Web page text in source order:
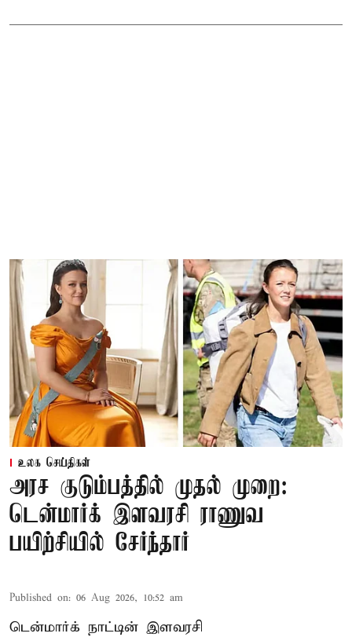
உலக செய்திகள்
அரச குடும்பத்தில் முதல் முறை:
டென்மார்க் இளவரசி ராணுவ
பயிற்சியில் சேர்ந்தார்
Published on: 06 Aug 2026, 10:52 am
டென்மார்க் நாட்டின் இளவரசி